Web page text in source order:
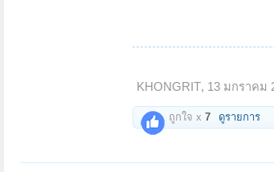
KHONGRIT, 13 มกราคม
ถูกใจ x 7 ดูรายการ